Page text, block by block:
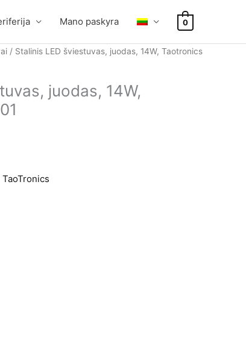
Mano paskyra 0
/ Stalinis LED šviestuvas, juodas, 14W, Taotronics
juodas, 14W,
TaoTronics